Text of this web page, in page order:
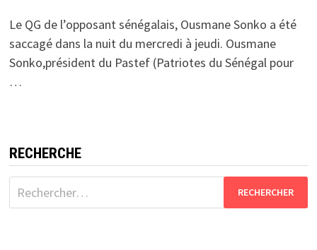
Le QG de l’opposant sénégalais, Ousmane Sonko a été
saccagé dans la nuit du mercredi à jeudi. Ousmane
Sonko,président du Pastef (Patriotes du Sénégal pour
…
RECHERCHE
Rechercher :